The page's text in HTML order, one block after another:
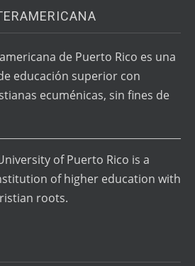
de Puerto Rico es una
educación superior con
ecuménicas, sin fines de
of Puerto Rico is a
of higher education with
roots.